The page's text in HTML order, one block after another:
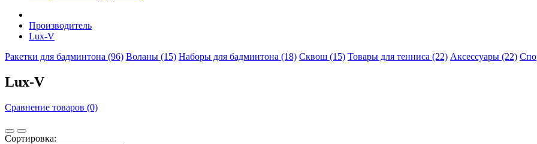
Производитель
Lux-V
Ракетки для бадминтона (96) Воланы (15) Наборы для бадминтона (18) Сквош (15) Товары для тенниса (22) Аксессуары (22)
Lux-V
Сравнение товаров (0)
Сортировка: